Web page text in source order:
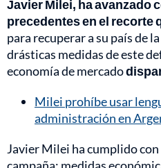
Javier Milei, ha avanzado
precedentes en el recorte
para recuperar a su país de
drásticas medidas de este
economía de mercado
Milei prohíbe usar
administración en
Javier Milei ha cumplido
campaña: medidas